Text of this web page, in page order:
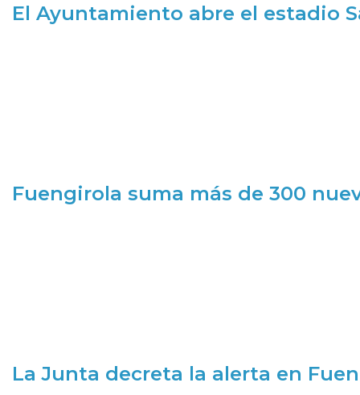
El Ayuntamiento abre el estadio
Fuengirola suma más de 300
La Junta decreta la alerta en